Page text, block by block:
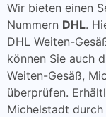
Wir bieten einen
Nummern DHL.
DHL Weiten-
können Sie auch
Weiten-Gesäß,
überprüfen.
Michelstadt durch